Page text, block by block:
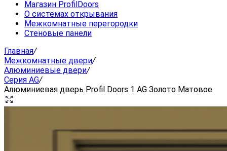
Магазин ProfilDoors
О системах открывания
Межкомнатные перегородки
Стеновые панели
Главная/
Межкомнатные двери/
Алюминиевые двери/
Серия AG/
Алюминиевая дверь Profil Doors 1 AG Золото Матовое